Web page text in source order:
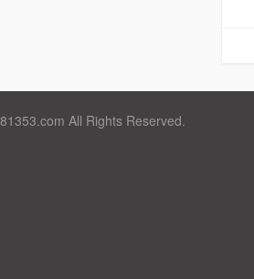
All Rights Reserved.